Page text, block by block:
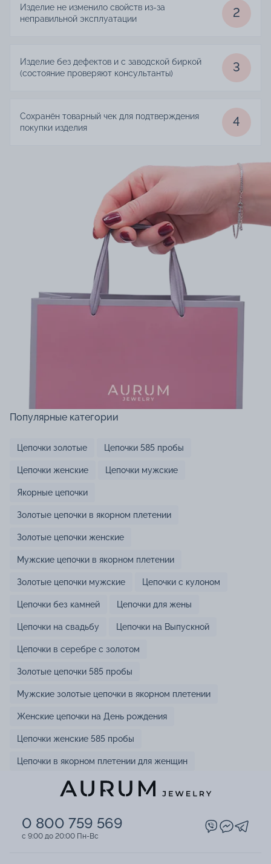
Изделие не изменило свойств из-за
неправильной эксплуатации
2
Изделие без дефектов и с заводской биркой
(состояние проверяют консультанты)
3
Сохранён товарный чек для подтверждения
покупки изделия
4
Популярные категории
Цепочки золотые Цепочки 585 пробы
Цепочки женские Цепочки мужские
Якорные цепочки
Золотые цепочки в якорном плетении
Золотые цепочки женские
Мужские цепочки в якорном плетении
Золотые цепочки мужские Цепочки с кулоном
Цепочки без камней Цепочки для жены
Цепочки на свадьбу Цепочки на Выпускной
Цепочки в серебре с золотом
Золотые цепочки 585 пробы
Мужские золотые цепочки в якорном плетении
Женские цепочки на День рождения
Цепочки женские 585 пробы
Цепочки в якорном плетении для женщин
0 800 759 569
c 9:00 до 20:00 Пн-Вс